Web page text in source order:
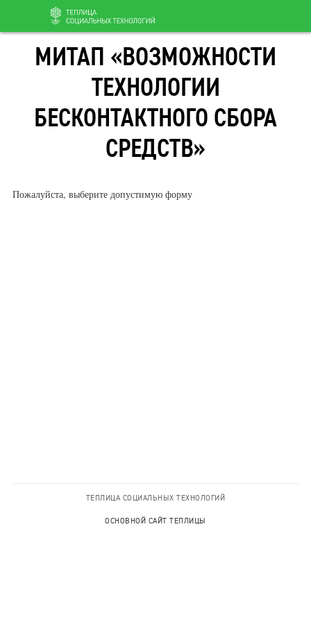
МИТАП «ВОЗМОЖНОСТИ
ТЕХНОЛОГИИ
БЕСКОНТАКТНОГО СБОРА
СРЕДСТВ»
Пожалуйста, выберите допустимую форму
ТЕПЛИЦА СОЦИАЛЬНЫХ ТЕХНОЛОГИЙ
ОСНОВНОЙ САЙТ ТЕПЛИЦЫ